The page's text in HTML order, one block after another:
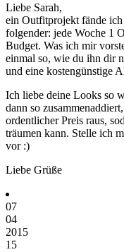
Liebe Sarah,
ein Outfitprojekt fände
folgender: jede Woche 1
Budget. Was ich mir
einmal so, wie du ihn dir
und eine kostengünstige
Ich liebe deine Looks so
dann so
ordentlicher Preis raus,
träumen kann. Stelle ich
vor :)
Liebe Grüße
07
04
2015
15